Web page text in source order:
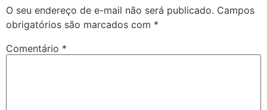
O seu endereço de e-mail não será publicado. Campos
obrigatórios são marcados com *
Comentário *